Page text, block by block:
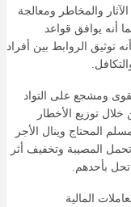
والمخاطر ومعالجة
أنه يوافق قواعد
توثيق الروابط بين أفراد
ومشجع على التواد
توزيع الأخطار
المحتاج وينال الأجر
المصيبة وتخفيف أثر
بأحدهم.
المالية